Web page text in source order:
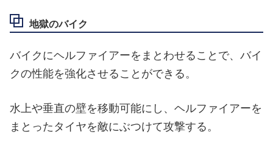
地獄のバイク
バイクにヘルファイアーをまとわせることで、バイ
クの性能を強化させることができる。
水上や垂直の壁を移動可能にし、ヘルファイアーを
まとったタイヤを敵にぶつけて攻撃する。